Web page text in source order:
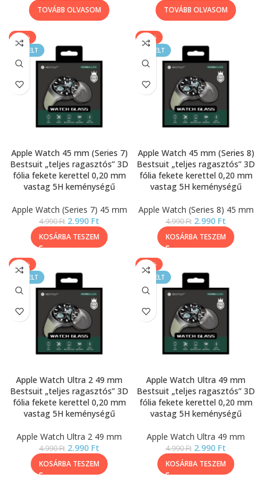
TOVÁBB OLVASOM TOVÁBB OLVASOM
-40%
KIEMELT
Apple Watch 45 mm (Series 7)
Bestsuit „teljes ragasztós” 3D
fólia fekete kerettel 0,20 mm
vastag 5H keménységű
Apple Watch (Series 7) 45 mm
4.990Ft 2.990 Ft
KOSÁRBA TESZEM
-40%
KIEMELT
Apple Watch 45 mm (Series 8)
Bestsuit „teljes ragasztós” 3D
fólia fekete kerettel 0,20 mm
vastag 5H keménységű
Apple Watch (Series 8) 45 mm
4.990Ft 2.990 Ft
KOSÁRBA TESZEM
-40%
KIEMELT
Apple Watch Ultra 2 49 mm
Bestsuit „teljes ragasztós” 3D
fólia fekete kerettel 0,20 mm
vastag 5H keménységű
Apple Watch Ultra 2 49 mm
4.990Ft 2.990 Ft
KOSÁRBA TESZEM
-40%
KIEMELT
Apple Watch Ultra 49 mm
Bestsuit „teljes ragasztós” 3D
fólia fekete kerettel 0,20 mm
vastag 5H keménységű
Apple Watch Ultra 49 mm
4.990Ft 2.990 Ft
KOSÁRBA TESZEM